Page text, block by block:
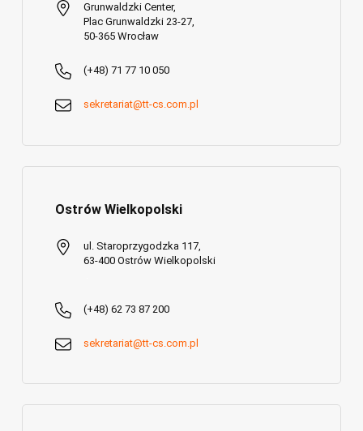
Grunwaldzki Center,
Plac Grunwaldzki 23-27,
50-365 Wrocław
(+48) 71 77 10 050
sekretariat@tt-cs.com.pl
Ostrów Wielkopolski
ul. Staroprzygodzka 117,
63-400 Ostrów Wielkopolski
(+48) 62 73 87 200
sekretariat@tt-cs.com.pl